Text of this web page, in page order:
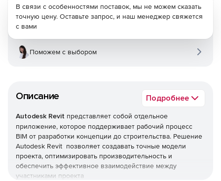
Описание Подробнее
Autodesk Revit представляет собой отдельное
приложение, которое поддерживает рабочий процесс
BIM от разработки концепции до строительства. Решение
Autodesk Revit позволяет создавать точные модели
проекта, оптимизировать производительность и
обеспечить эффективное взаимодействие между
участниками проекта
В связи с особенностями поставок, мы не можем сказать
точную цену. Оставьте запрос, и наш менеджер свяжется
с вами
Поможем с выбором